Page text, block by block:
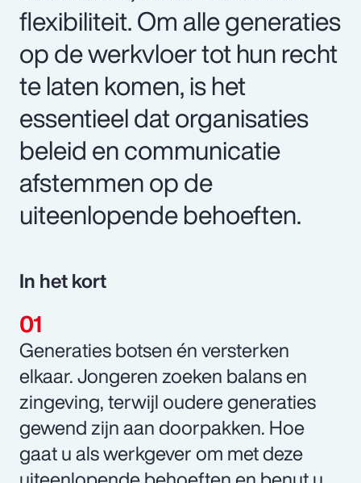
flexibiliteit. Om alle generaties
op de werkvloer tot hun recht
te laten komen, is het
essentieel dat organisaties
beleid en communicatie
afstemmen op de
uiteenlopende behoeften.
In het kort
Generaties botsen én versterken
elkaar. Jongeren zoeken balans en
zingeving, terwijl oudere generaties
gewend zijn aan doorpakken. Hoe
gaat u als werkgever om met deze